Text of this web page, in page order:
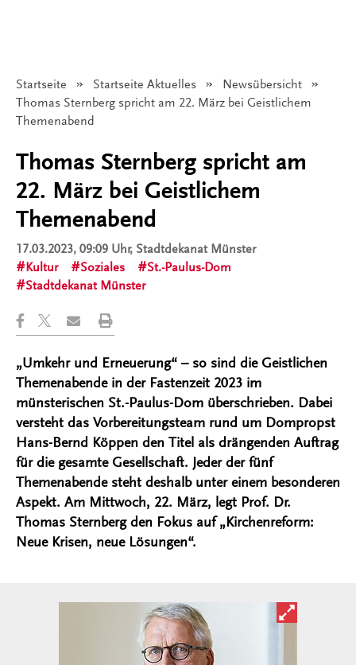
Startseite Startseite Aktuelles
Newsübersicht
Angezeigt:
Thomas Sternberg spricht am 22. März bei Geistlichem
Themenabend
Thomas Sternberg spricht am
22. März bei Geistlichem
Themenabend
17.03.2023, 09:09 Uhr, Stadtdekanat Münster
Kultur
Soziales
St.-Paulus-Dom
Stadtdekanat Münster
„Umkehr und Erneuerung“ – so sind die Geistlichen
Themenabende in der Fastenzeit 2023 im
münsterischen St.-Paulus-Dom überschrieben. Dabei
versteht das Vorbereitungsteam rund um Dompropst
Hans-Bernd Köppen den Titel als drängenden Auftrag
für die gesamte Gesellschaft. Jeder der fünf
Themenabende steht deshalb unter einem besonderen
Aspekt. Am Mittwoch, 22. März, legt Prof. Dr.
Thomas Sternberg den Fokus auf „Kirchenreform:
Neue Krisen, neue Lösungen“.
Bild in